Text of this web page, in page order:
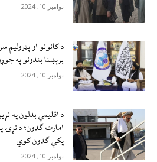
نوامبر 10, 2024
د کانونو او
برېښنا بندونو په
نوامبر 10, 2024
د اقليمي بدلون په
امارت ګډون؛ د
پکې ګډون کوي
نوامبر 10, 2024